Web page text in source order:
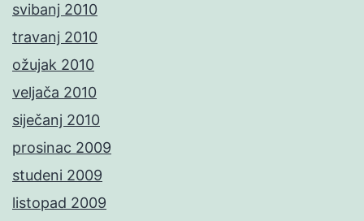
svibanj 2010
travanj 2010
ožujak 2010
veljača 2010
siječanj 2010
prosinac 2009
studeni 2009
listopad 2009